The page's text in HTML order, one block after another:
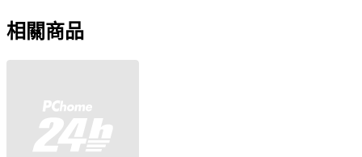
相關商品